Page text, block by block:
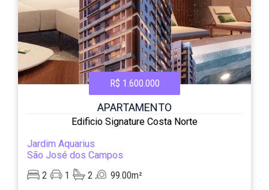
R$ 1.600.000
APARTAMENTO
Edificio Signature Costa Norte
Jardim Aquarius
São José dos Campos
2
1 2 99.00m²